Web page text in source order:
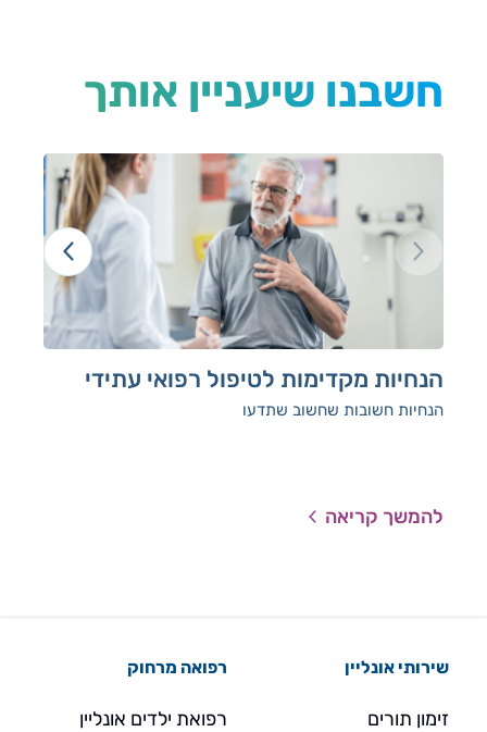
חשבנו שיעניין אותך
הנחיות מקדימות לטיפול רפואי עתידי
הנחיות חשובות שחשוב שתדעו
להמשך קריאה
שירותי אונליין
זימון תורים
רפואה מרחוק
רפואת ילדים אונליין